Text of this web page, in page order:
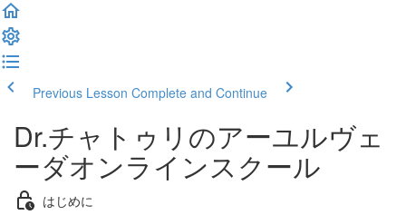
Previous Lesson Complete and Continue
Dr.チャトゥリのアーユルヴェ
ーダオンラインスクール
はじめに